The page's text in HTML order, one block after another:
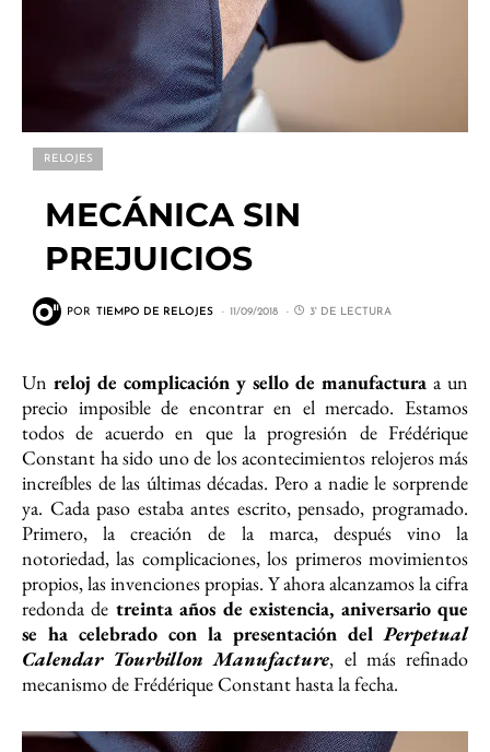
RELOJES
MECÁNICA SIN
PREJUICIOS
POR TIEMPO DE RELOJES 11/09/2018 3' DE LECTURA
Un reloj de complicación y sello de manufactura a un
precio imposible de encontrar en el mercado. Estamos
todos de acuerdo en que la progresión de Frédérique
Constant ha sido uno de los acontecimientos relojeros más
increíbles de las últimas décadas. Pero a nadie le sorprende
ya. Cada paso estaba antes escrito, pensado, programado.
Primero, la creación de la marca, después vino la
notoriedad, las complicaciones, los primeros movimientos
propios, las invenciones propias. Y ahora alcanzamos la cifra
redonda de treinta años de existencia, aniversario que
se ha celebrado con la presentación delPerpetual
Calendar Tourbillon Manufacture, el más refinado
mecanismo de Frédérique Constant hasta la fecha.